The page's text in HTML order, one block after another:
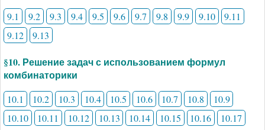
9.1 9.2 9.3 9.4 9.5 9.6 9.7 9.8 9.9 9.10
9.11
9.12
9.13
§10. Решение задач с использованием формул
комбинаторики
10.1 10.2 10.3 10.4 10.5 10.6 10.7 10.8
10.9
10.10
10.11 10.12 10.13 10.14 10.15 10.16 10.17